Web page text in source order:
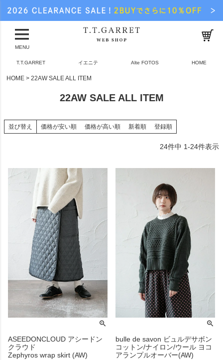
MENU
T.T.GARRET イエニテ Alte FOTOS HOME
HOME 22AW SALE ALL ITEM
22AW SALE ALL ITEM
並び替え 価格が安い順 価格が高い順 新着順 登録順
24件中 1-24件表示
ASEEDONCLOUD アシードン
クラウド
Zephyros wrap skirt (AW)
bulle de savon ビュルデサボン
コットン/ナイロン/ウール ヨコ
アランプルオーバー(AW)